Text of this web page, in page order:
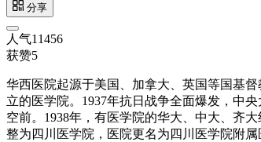
分享
人气11456
获赞5
华西医院起源于美国、加拿大、英国等国基
立的医学院。1937年抗日战争全面爆发，中
空前。1938年，有医学院的华大、中大、齐
整为四川医学院，医院更名为四川医学院附